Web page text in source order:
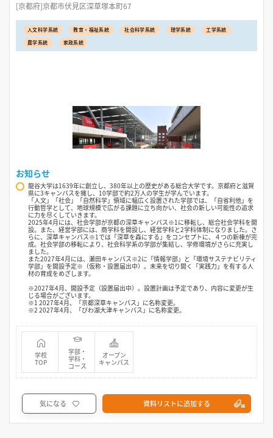
[京都府]京都市伏見区深草塚本町67
人文科学系統 教育・福祉系統 社会科学系統 理学系統
工学系統
農学系統
家政系統
お知らせ
龍谷大学は1639年に創立し、380年以上の歴史がある総合大学です。京都府と滋賀
県に3キャンパスを擁し、10学部で約2万人の学生が学んでいます。
「人文」「社会」「自然科学」領域に幅広く設置された学部では、「自省利他」を
行動哲学として、地球規模で広がる課題に立ち向かい、社会の新しい可能性の追求
に力を尽くしていきます。
2025年4月には、社会学部が京都の深草キャンパス※1に移転し、総合社会学科を開
設。また、経営学部には、商学科を開設し、経営学科と2学科体制になりました。さ
らに、深草キャンパス※1では「深草を森にする」をコンセプトに、４つの新棟が完
成。社会学部の移転により、社会科学系の学部が集結し、学修環境がさらに充実し
ました。
また2027年4月には、瀬田キャンパス※2に「情報学部」と「環境サステナビリティ
学部」を開設予定※（仮称・設置届出中）。未来を切り開く「実践力」を有する人
材の育成をめざします。
※2027年4月、開設予定（設置届出中）。設置計画は予定であり、内容に変更が生
じる場合がございます。
※1 2027年4月、「京都深草キャンパス」に名称変更。
※2 2027年4月、「びわ湖大津キャンパス」に名称変更。
学校
TOP
学部・
学科・
コース
オープン
キャンパス
気になる 資料リストに追加する